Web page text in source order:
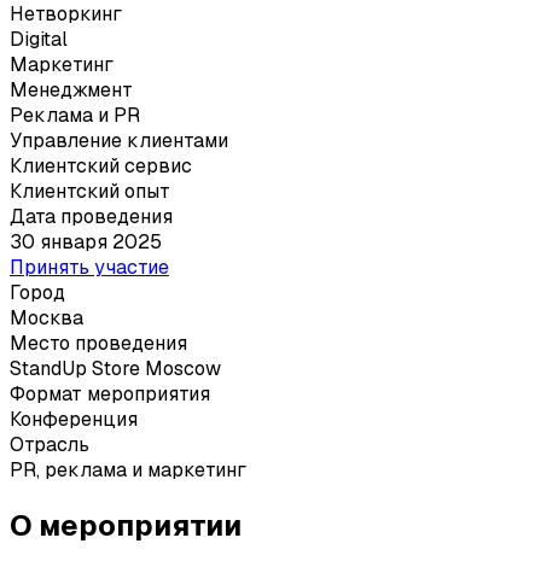
Нетворкинг
Digital
Маркетинг
Менеджмент
Реклама и PR
Управление клиентами
Клиентский сервис
Клиентский опыт
Дата проведения
30 января 2025
Принять участие
Город
Москва
Место проведения
StandUp Store Moscow
Формат мероприятия
Конференция
Отрасль
PR, реклама и маркетинг
О мероприятии